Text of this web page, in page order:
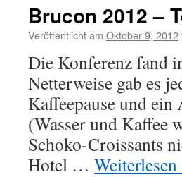
Teil
3
Brucon 2012 –
Veröffentlicht am Oktober 9, 2012
Die Konferenz fand
Netterweise gab es
Kaffeepause und
(Wasser und Kaffee
Schoko-Croissants
Hotel … Weiterlesen